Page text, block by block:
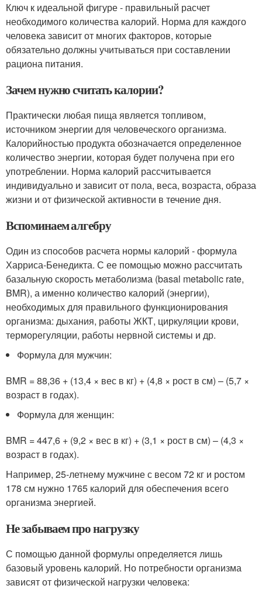
Ключ к идеальной фигуре - правильный расчет
необходимого количества калорий. Норма для каждого
человека зависит от многих факторов, которые
обязательно должны учитываться при составлении
рациона питания.
Зачем нужно считать калории?
Практически любая пища является топливом,
источником энергии для человеческого организма.
Калорийностью продукта обозначается определенное
количество энергии, которая будет получена при его
употреблении. Норма калорий рассчитывается
индивидуально и зависит от пола, веса, возраста, образа
жизни и от физической активности в течение дня.
Вспоминаем алгебру
Один из способов расчета нормы калорий - формула
Харриса-Бенедикта. С ее помощью можно рассчитать
базальную скорость метаболизма (basal metabolic rate,
BMR), а именно количество калорий (энергии),
необходимых для правильного функционирования
организма: дыхания, работы ЖКТ, циркуляции крови,
терморегуляции, работы нервной системы и др.
Формула для мужчин:
BMR = 88,36 + (13,4 × вес в кг) + (4,8 × рост в см) – (5,7 ×
возраст в годах).
Формула для женщин:
BMR = 447,6 + (9,2 × вес в кг) + (3,1 × рост в см) – (4,3 ×
возраст в годах).
Например, 25-летнему мужчине с весом 72 кг и ростом
178 см нужно 1765 калорий для обеспечения всего
организма энергией.
Не забываем про нагрузку
С помощью данной формулы определяется лишь
базовый уровень калорий. Но потребности организма
зависят от физической нагрузки человека: